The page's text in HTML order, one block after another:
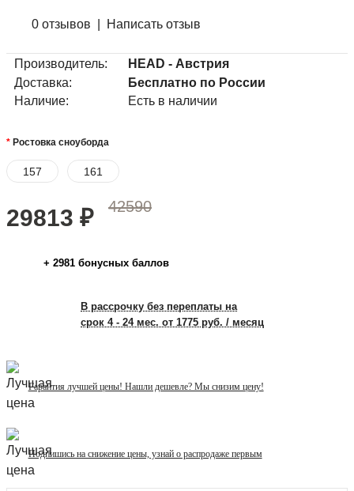
0 отзывов Написать отзыв
Производитель:
HEAD - Австрия
Доставка:
Бесплатно по России
Наличие:
Есть в наличии
Ростовка сноуборда
157 161
29813 ₽ 42590
+ 2981 бонусных баллов
В рассрочку без переплаты на
срок 4 - 24 мес. от 1775 руб. / месяц
Гарантия лучшей цены! Нашли дешевле? Мы снизим цену!
Подпишись на снижение цены, узнай о распродаже первым